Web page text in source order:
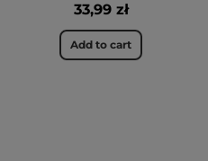
33,99 zł
Add to cart